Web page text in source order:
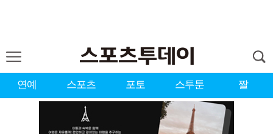
연예 스포츠 포토 스투툰 짤